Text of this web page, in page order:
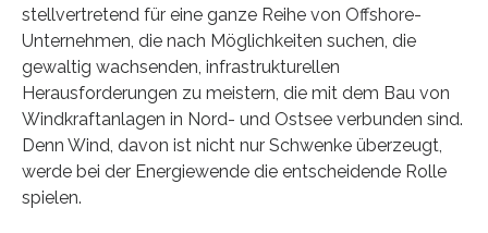
stellvertretend für eine ganze Reihe von Offshore-
Unternehmen, die nach Möglichkeiten suchen, die
gewaltig wachsenden, infrastrukturellen
Herausforderungen zu meistern, die mit dem Bau von
Windkraftanlagen in Nord- und Ostsee verbunden sind.
Denn Wind, davon ist nicht nur Schwenke überzeugt,
werde bei der Energiewende die entscheidende Rolle
spielen.